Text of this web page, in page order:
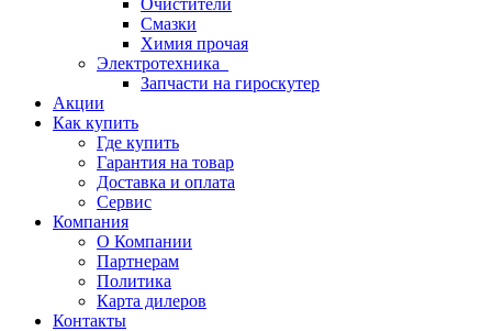
Очистители
Смазки
Химия прочая
Электротехника
Запчасти на гироскутер
Акции
Как купить
Где купить
Гарантия на товар
Доставка и оплата
Сервис
Компания
О Компании
Партнерам
Политика
Карта дилеров
Контакты